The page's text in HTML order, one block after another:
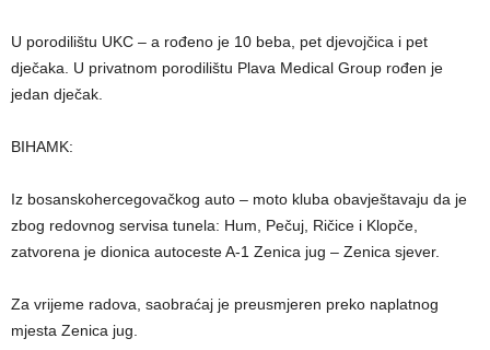
U porodilištu UKC – a rođeno je 10 beba, pet djevojčica i pet
dječaka. U privatnom porodilištu Plava Medical Group rođen je
jedan dječak.
BIHAMK:
Iz bosanskohercegovačkog auto – moto kluba obavještavaju da je
zbog redovnog servisa tunela: Hum, Pečuj, Ričice i Klopče,
zatvorena je dionica autoceste A-1 Zenica jug – Zenica sjever.
Za vrijeme radova, saobraćaj je preusmjeren preko naplatnog
mjesta Zenica jug.